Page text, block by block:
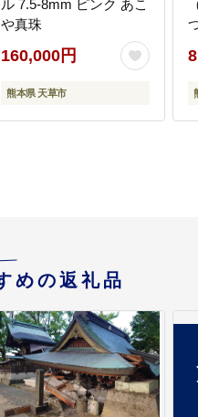
ル 7.5-8mm ピンク あこ
や真珠
160,000円
熊本県 天草市
めの返礼品